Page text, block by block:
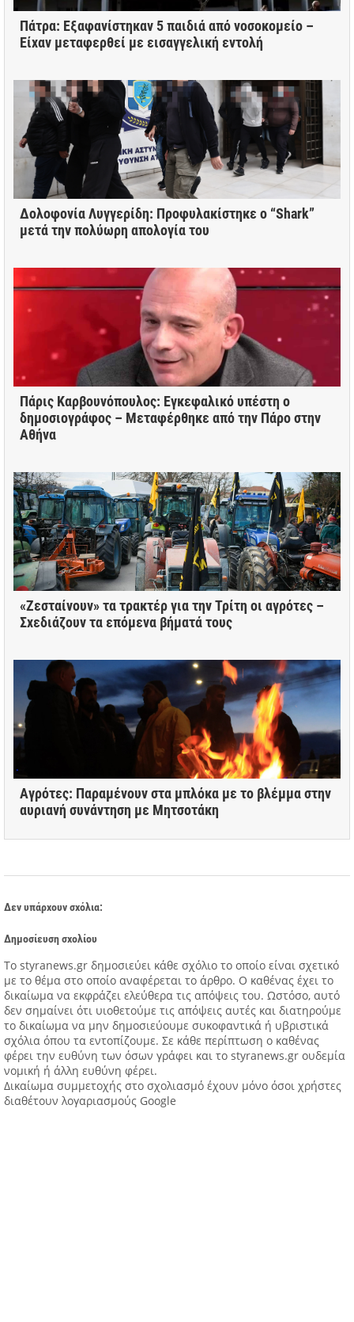
Πάτρα: Εξαφανίστηκαν 5 παιδιά από νοσοκομείο –
Είχαν μεταφερθεί με εισαγγελική εντολή
Δολοφονία Λυγγερίδη: Προφυλακίστηκε ο “Shark”
μετά την πολύωρη απολογία του
Πάρις Καρβουνόπουλος: Εγκεφαλικό υπέστη ο
δημοσιογράφος – Μεταφέρθηκε από την Πάρο στην
Αθήνα
«Ζεσταίνουν» τα τρακτέρ για την Τρίτη οι αγρότες –
Σχεδιάζουν τα επόμενα βήματά τους
Αγρότες: Παραμένουν στα μπλόκα με το βλέμμα στην
αυριανή συνάντηση με Μητσοτάκη
Δεν υπάρχουν σχόλια:
Δημοσίευση σχολίου
Tο styranews.gr δημοσιεύει κάθε σχόλιο το οποίο είναι σχετικό
με το θέμα στο οποίο αναφέρεται το άρθρο. Ο καθένας έχει το
δικαίωμα να εκφράζει ελεύθερα τις απόψεις του. Ωστόσο, αυτό
δεν σημαίνει ότι υιοθετούμε τις απόψεις αυτές και διατηρούμε
το δικαίωμα να μην δημοσιεύουμε συκοφαντικά ή υβριστικά
σχόλια όπου τα εντοπίζουμε. Σε κάθε περίπτωση ο καθένας
φέρει την ευθύνη των όσων γράφει και το styranews.gr ουδεμία
νομική ή άλλη ευθύνη φέρει.
Δικαίωμα συμμετοχής στο σχολιασμό έχουν μόνο όσοι χρήστες
διαθέτουν λογαριασμούς Google